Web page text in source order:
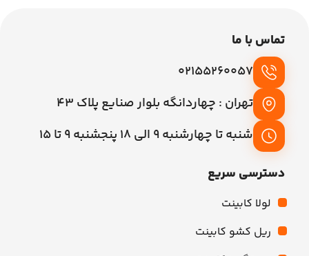
تماس با ما
02155260057
تهران : چهاردانگه بلوار صنایع پلاک 43
شنبه تا چهارشنبه 9 الی 18 پنجشنبه 9 تا 15
دسترسی سریع
لولا کابینت
ریل کشو کابینت